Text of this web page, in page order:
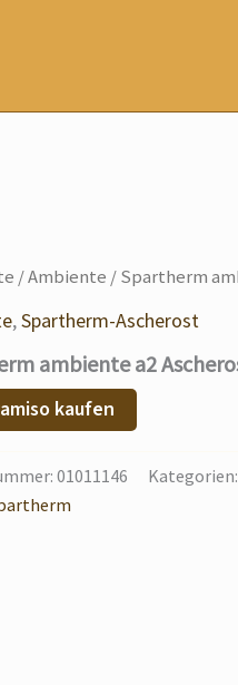
/Ambiente / Spartherm
,Spartherm-Ascherost
ambiente a2
kaufen
01011146 Kategorien: